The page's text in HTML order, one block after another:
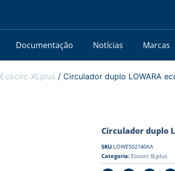
Documentação Notícias Marcas
Ecocirc XLplus / Circulador duplo LOWARA
Circulador duplo
SKU LOWE502140AA
Categoria: Ecocirc XLplus